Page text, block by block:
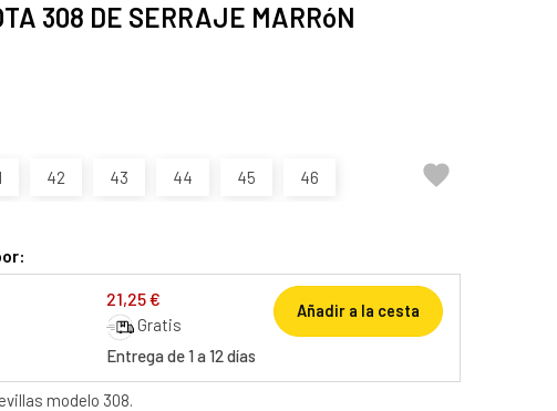
308 DE SERRAJE MARRóN
42 43 44 45 46 
21,25 €
Gratis
Entrega de 1 a 12 días
Añadir a la cesta
modelo 308.